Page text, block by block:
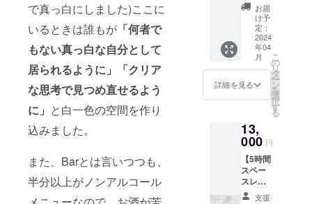
で真っ白にしました)ここに
いるときは誰もが 「何者で
もない真っ白な自分として
居られるように」「クリア
な思考で見つめ直せるよう
に」 と白一色の空間を作り
込みました。
また、Barとは言いつつも、
半分以上がノンアルコール
きま
す。 ※
有効期
限：
2024年
4月〜
12月31
日
遺書作
成、線
香、お
経など
のオプ
ション
もご提
供させ
備考欄
にご希
望の日
時やオ
プショ
ンをご
記入く
スタジ
オやイ
ベント
スペー
スとし
てレン
タルし
てみた
い方向
け。ク
ン限定
のス
ペース
レンタ
ルプラ
ンで
す。通
お届
け予
定：
2024
年04
月
詳細を見る
こ
の
リ
タ
ー
ン
を
選
択
す
る
13,
000 円
【5時間
スペー
スレン
タルプ
支援